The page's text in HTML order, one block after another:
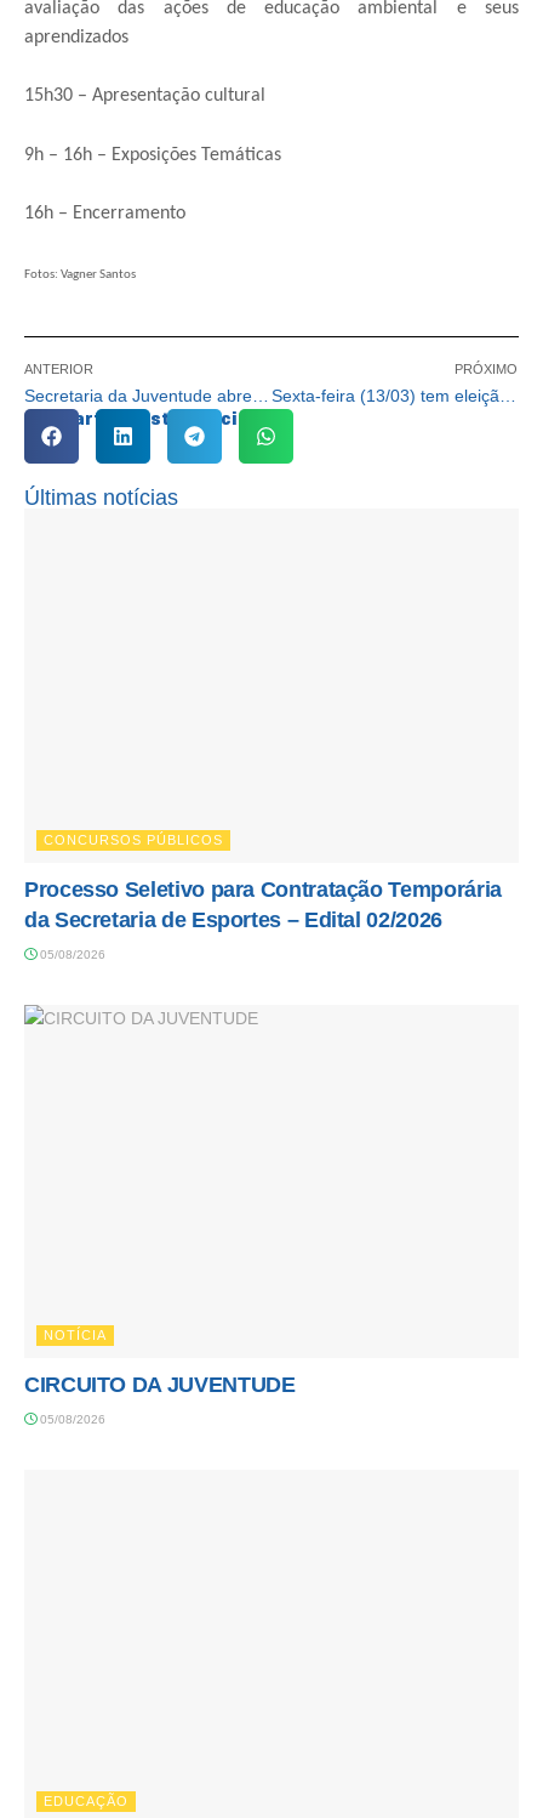
avaliação das ações de educação ambiental e seus
aprendizados
15h30 – Apresentação cultural
9h – 16h – Exposições Temáticas
16h – Encerramento
Fotos: Vagner Santos
ANTERIOR PRÓXIMO
Compartilhe esta notícia:
Últimas notícias
CONCURSOS PÚBLICOS
Processo Seletivo para Contratação Temporária
da Secretaria de Esportes – Edital 02/2026
05/08/2026
NOTÍCIA
CIRCUITO DA JUVENTUDE
05/08/2026
EDUCAÇÃO